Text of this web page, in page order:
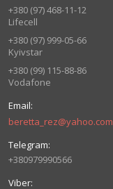
+380 (97) 468-11-12
Lifecell
+380 (97) 999-05-66
Kyivstar
+380 (99) 115-88-86
Vodafone
beretta_rez@yahoo.com
+380979990566